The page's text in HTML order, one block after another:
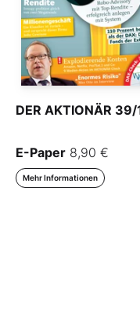
DER AKTIONÄR 39/
E-Paper 8,90 €
Mehr Informationen